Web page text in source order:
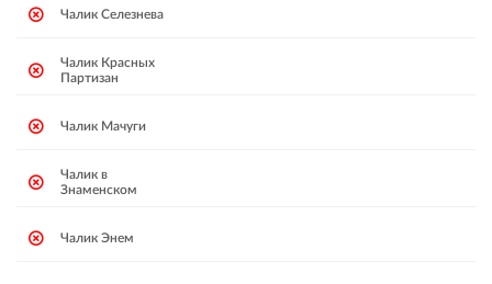
Чалик Селезнева
Чалик Красных
Партизан
Чалик Мачуги
Чалик в
Знаменском
Чалик Энем